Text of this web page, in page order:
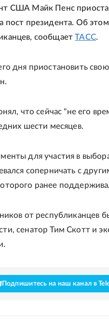
США Майк Пенс
пост президента. Об этом
сообщаетТАСС.
дня приостановить
что сейчас "не его
шести месяцев.
для участия в
соперничать с
ранее
от республиканцев
сенатор Тим Скотт и
Подпишитесь на наш канал в